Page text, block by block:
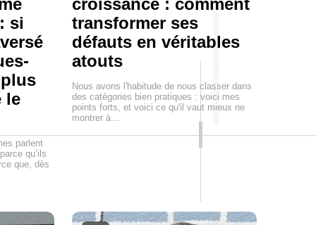
si
le
parlent
qu’ils
que, dès
transformer ses
défauts en véritables
atouts
Nous avons l'habitude de nous classer dans
des catégories bien pratiques : voici mes
points forts, et voici ce qu'il vaut mieux ne
montrer à…